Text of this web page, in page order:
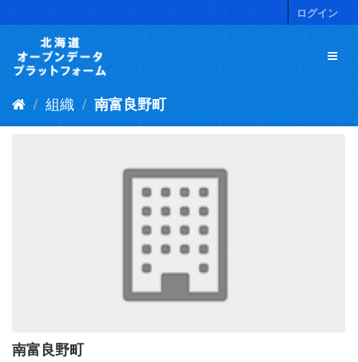
キ
ログイン
組織 南富良野町
南富良野町